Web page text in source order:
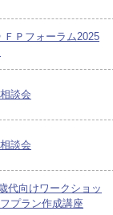
ＦＰフォーラム2025
談会
談会
代向けワークショッ
プラン作成講座